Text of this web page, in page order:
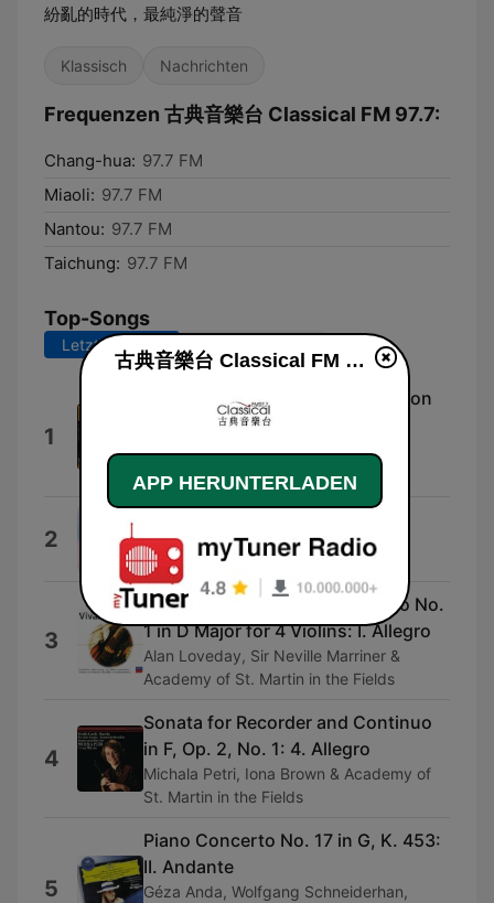
紛亂的時代，最純淨的聲音
Klassisch Nachrichten
Frequenzen 古典音樂台 Classical FM 97.7:
Chang-hua: 97.7 FM
Miaoli: 97.7 FM
Nantou: 97.7 FM
Taichung: 97.7 FM
Top-Songs
Letzte 7 Tage
1
12 Variations in G Major, K. 359 on
"La bergère Célimène": Theme
(Allegretto) - Var. I/XII
Henryk Szeryng
2 阮粲
3
12 Concertos, Op. 3 - Concerto No.
1 in D Major for 4 Violins: I. Allegro
Alan Loveday, Sir Neville Marriner &
Academy of St. Martin in the Fields
4
Sonata for Recorder and Continuo
in F, Op. 2, No. 1: 4. Allegro
Michala Petri, Iona Brown & Academy of
St. Martin in the Fields
5
Piano Concerto No. 17 in G, K. 453:
II. Andante
Géza Anda, Wolfgang Schneiderhan,
古典音樂台 Classical FM 97.7 live
APP HERUNTERLADEN